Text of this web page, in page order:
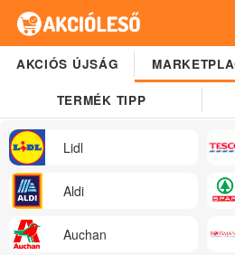
AKCIÓS ÚJSÁG
TERMÉK TIPP
Lidl
Aldi
Auchan